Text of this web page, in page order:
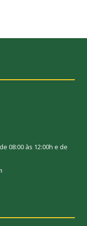
08:00 às 12:00h e de